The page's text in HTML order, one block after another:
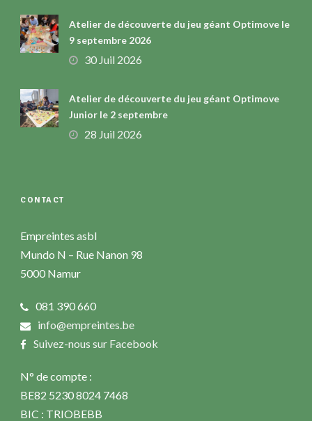
Atelier de découverte du jeu géant Optimove le
9 septembre 2026
30 Juil 2026
Atelier de découverte du jeu géant Optimove
Junior le 2 septembre
28 Juil 2026
CONTACT
Empreintes asbl
Mundo N – Rue Nanon 98
5000 Namur
081 390 660
info@empreintes.be
Suivez-nous sur Facebook
N° de compte :
BE82 5230 8024 7468
BIC : TRIOBEBB